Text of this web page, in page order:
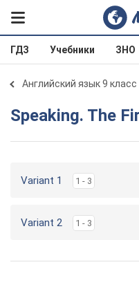
ГДЗ Учебники ЗНО
Английский язык 9
Speaking. The
Variant 1 1 - 3
Variant 2 1 - 3